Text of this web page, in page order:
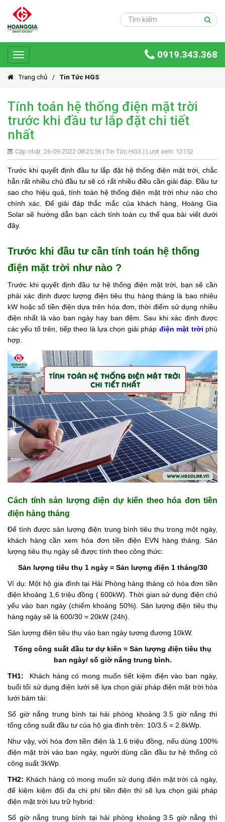
Toggle
navigation
0919.343.368
Trang
chủ
Sản
phẩm
Giải
Ứng
dụng
Dự
án
Hoàng
Gia
Group
thiệu
tức
Hỏi
Tài
liệu
Liên
hệ
Tuyển
dụng
Trang chủ Tin Tức HGS
Tính toán hệ thống điện mặt trời
trước khi đầu tư lắp đặt chi tiết
nhất
Cập nhật: 26-09-2022 08:25:56 | Tin Tức HGS | Lượt xem: 12152
Trước khi quyết định đầu tư lắp đặt hệ thống điện mặt trời, chắc
hẳn rất nhiều chủ đầu tư sẽ có rất nhiều điều cần giải đáp. Đầu tư
sao cho hiệu quả, tính toán hệ thống điện mặt trời như nào cho
chính xác. Để giải đáp thắc mắc của khách hàng, Hoàng Gia
Solar sẽ hướng dẫn bạn cách tính toán cụ thể qua bài viết dưới
đây.
Trước khi đầu tư cần tính toán hệ thống
điện mặt trời như nào ?
Trước khi quyết định đầu tư hệ thống điện mặt trời, bạn sẽ cần
phải xác định được lượng điện tiêu thụ hàng tháng là bao nhiêu
kW hoặc số tiền điện dựa trên hóa đơn, thời điểm sử dụng nhiều
điện nhất là vào ban ngày hay ban đêm. Sau khi xác định được
các yếu tố trên, tiếp theo là lựa chọn giải pháp điện mặt trời phù
hợp.
Cách tính sản lượng điện dự kiến theo hóa đơn tiền
điện hàng tháng
Để tính được sản lượng điện trung bình tiêu thụ trong một ngày,
khách hàng cần xem hóa đơn tiền điện EVN hàng tháng. Sản
lượng tiêu thụ ngày sẽ được tính theo công thức:
Sản lượng tiêu thụ 1 ngày = Sản lượng điện 1 tháng/30
Ví dụ: Một hộ gia đình tại Hải Phòng hàng tháng có hóa đơn tiền
điện khoảng 1,6 triệu đồng ( 600kW). Thời gian sử dụng điện chủ
yếu vào ban ngày (chiếm khoảng 50%). Sản lượng điện tiêu thụ
hàng ngày sẽ là 600/30 = 20kW (24h).
Sản lượng điện tiêu thụ vào ban ngày tương đương 10kW.
Tổng công suất đầu tư dự kiến = Sản lượng điện tiêu thụ
ban ngày/ số giờ nắng trung bình.
TH1: Khách hàng có mong muốn tiết kiệm điện vào ban ngày,
buổi tối sử dụng điện lưới sẽ lựa chọn giải pháp điện mặt trời hòa
lưới bám tải:
Số giờ nắng trung bình tại hải phòng khoảng 3.5 giờ nắng thì
tổng công suất đầu tư của hộ gia đình trên: 10/3.5 = 2.8kWp.
Như vậy, với hóa đơn tiền điện là 1.6 triệu đồng, nếu dùng 100%
điện mặt trời vào ban ngày, người dùng cần đầu tư hệ thống có
công suất 3kWp.
TH2: Khách hàng có mong muốn sử dụng điện mặt trời cả ngày,
để kiệm kiệm đối đa chi phí tiền điện thì sẽ lựa chọn giải pháp
điện mặt trời lưu trữ hybrid:
Số giờ nắng trung bình tại hải phòng khoảng 3.5 giờ nắng thì